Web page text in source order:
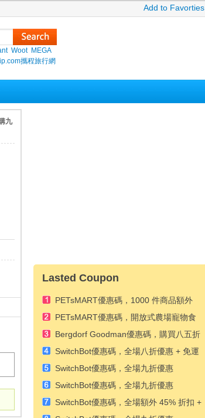
Add to Favorties
Woot MEGA
攜程旅行網
九
Lasted Coupon
PETsMART優惠碼，1000 件商品額外
20% 折扣
PETsMART優惠碼，開放式農場寵物食
品八折優惠
Bergdorf Goodman優惠碼，購買八五折
優惠
SwitchBot優惠碼，全場八折優惠 + 免運
費
SwitchBot優惠碼，全場九折優惠
SwitchBot優惠碼，全場九折優惠
SwitchBot優惠碼，全場額外 45% 折扣 +